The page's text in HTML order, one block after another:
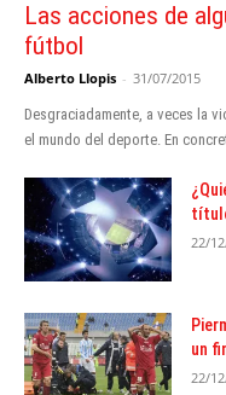
Las acciones de
fútbol
Alberto Llopis - 31/07/2015
Desgraciadamente, a veces la
el mundo del deporte. En
22/
un
22/